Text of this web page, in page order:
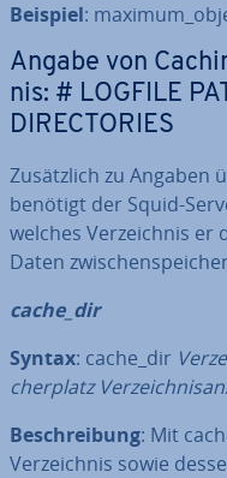
Beispiel:
Angabe von
nis: # LOGFILE
DI­REC­TO­RIES
Zu­sätz­lich zu Angaben
benötigt der Squid-
welches Ver­zeich­nis er
Daten
cache_dir
Syntax: cache_dir
cher­platz
Be­schrei­bung: Mit
Ver­zeich­nis sowie